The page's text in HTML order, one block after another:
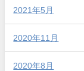
2021年5月
2020年11月
2020年8月